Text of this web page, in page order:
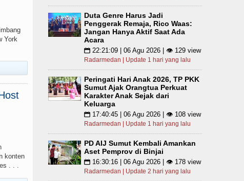
York
konten
. . .
Duta Genre Harus Jadi
Penggerak Remaja, Rico Waas:
Jangan Hanya Aktif Saat Ada
Acara
📅 22:21:09 | 06 Agu 2026 | 👁 129 view
Radarmedan | Update 1 hari yang lalu
Peringati Hari Anak 2026, TP PKK
Sumut Ajak Orangtua Perkuat
Karakter Anak Sejak dari
Keluarga
📅 17:40:45 | 06 Agu 2026 | 👁 108 view
Radarmedan | Update 1 hari yang lalu
PD AIJ Sumut Kembali Amankan
Aset Pemprov di Binjai
📅 16:30:16 | 06 Agu 2026 | 👁 178 view
Radarmedan | Update 2 hari yang lalu